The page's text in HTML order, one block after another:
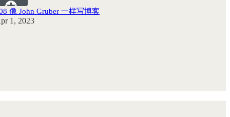
像 John Gruber 一样写博客
1, 2023